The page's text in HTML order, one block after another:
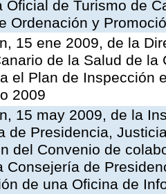
Oficial de Turismo de
Ordenación y
15 ene 2009, de la
de la Salud de
el Plan de Inspección
2009
15 may 2009, de la
de Presidencia,
del Convenio de
Consejería de
de una Oficina de